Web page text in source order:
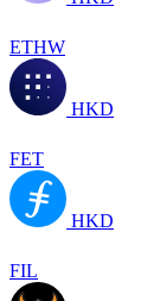
ETHW
HKD
FET
HKD
FIL